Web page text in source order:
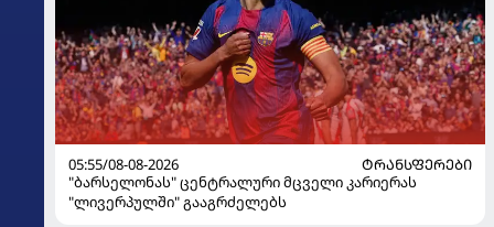
05:55/08-08-2026
ᲢᲠᲐᲜᲡᲤᲔᲠᲔᲑᲘ
"ბარსელონას" ცენტრალური მცველი კარიერას
"ლივერპულში" გააგრძელებს